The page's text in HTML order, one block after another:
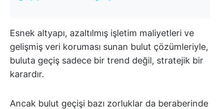
Esnek altyapı, azaltılmış işletim maliyetleri ve
gelişmiş veri koruması sunan bulut çözümleriyle,
buluta geçiş sadece bir trend değil, stratejik bir
karardır.
Ancak bulut geçişi bazı zorluklar da beraberinde